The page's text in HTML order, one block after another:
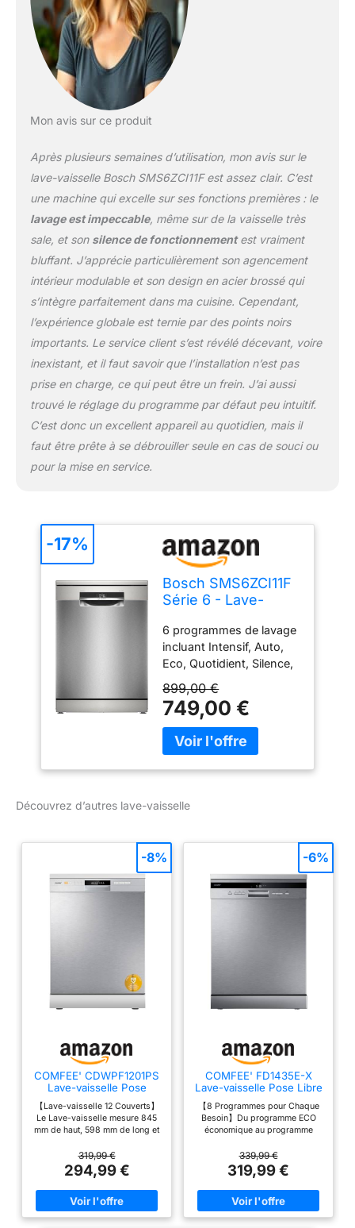
impeccable tout en
économisant de
l'énergie. Grâce à la
fonction Silence Plus,
profitez d'un lavage
de tranquillité à la
maison. Le programme
Auto permet d'ajuster
automatiquement la
température et la
quantité d'eau en
fonction du niveau de
salissure, garantissant
impeccables à chaque
cycle. Avec le système
Rackmatic, ajustez
facilement la hauteur du
niveaux pour accueillir
des plats de différentes
tailles et optimiser
l'espace de lavage.
Mon avis sur ce produit
Après plusieurs semaines d’utilisation, mon avis sur le
lave-vaisselle Bosch SMS6ZCI11F est assez clair. C’est
une machine qui excelle sur ses fonctions premières : le
lavage est impeccable, même sur de la vaisselle très
sale, et son silence de fonctionnementest vraiment
bluffant. J’apprécie particulièrement son agencement
intérieur modulable et son design en acier brossé qui
s’intègre parfaitement dans ma cuisine. Cependant,
l’expérience globale est ternie par des points noirs
importants. Le service client s’est révélé décevant, voire
inexistant, et il faut savoir que l’installation n’est pas
prise en charge, ce qui peut être un frein. J’ai aussi
trouvé le réglage du programme par défaut peu intuitif.
C’est donc un excellent appareil au quotidien, mais il
faut être prête à se débrouiller seule en cas de souci ou
pour la mise en service.
Bosch SMS6ZCI11F
Série 6 - Lave-
libre, PerfectDry
6 programmes de lavage
incluant Intensif, Auto,
Eco, Quotidient, Silence,
supplémentaires :
VarioSpeed Plus,
Hygiène Plus, Séchage
Extra. Programme Verre
PerfectDry, votre
sèche à chaque cycle,
même votre vaisselle en
plastique. Grâce à la
Zeolith, un minéral
fonction Silence Plus,
profitez d'un lavage
seulement 44 dB. Idéal
pour les cuisines
ouvertes et les moments
de tranquillité à la
maison. Le programme
Auto permet d'ajuster
température et la
quantité d'eau en
fonction du niveau de
salissure, garantissant
899,00 €
749,00 €
-17%
Découvrez d’autres lave-vaisselle
COMFEE' CDWPF1201PS
Lave-vaisselle Pose
Libre,12 Couverts, 60 cm
【Lave-vaisselle 12 Couverts】
Le Lave-vaisselle mesure 845
mm de haut, 598 mm de long et
grand espace pour charger
maximal de vaisselles. Le
panier à couverts peut
également être retiré pour
fournir un espace
supplémentaire pour les
319,99 €
294,99 €
-8%
COMFEE' FD1435E-X
Lave-vaisselle Pose Libre
14 Couverts, 60 cm, 44
dB
【8 Programmes pour Chaque
Besoin】Du programme ECO
économique au programme
casseroles très sales, en
passant par le programme Auto
intelligent qui ajuste
automatiquement la température
et la durée en fonction du
niveau de saleté détecté.
339,99 €
319,99 €
-6%